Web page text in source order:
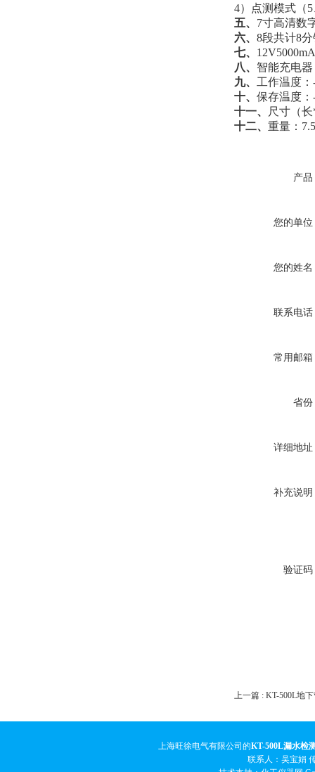
4）点测模式（
五、 7寸高清数
六、 8段共计8
七、
八、 智能充电器
九、 工作温度
十、 保存温度
十一、
尺寸（
十二、 重量：
产品
您的单位
您的姓名
联系电话
常用邮箱
省份
详细地址
补充说明
验证码
上一篇 : KT-500L地
上海旺徐电气有限公司的KT-500L漏水检
联系人：吴宝娟